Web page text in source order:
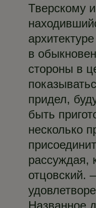
Тверскому
в
стороны в
придел,
быть
несколько
рассуждая,
отцовский.
Названное